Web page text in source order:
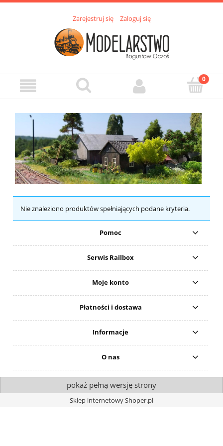
Zarejestruj się Zaloguj się
Nie znaleziono produktów spełniających podane kryteria.
Pomoc
Serwis Railbox
Moje konto
Płatności i dostawa
Informacje
O nas
pokaż pełną wersję strony
Sklep internetowy Shoper.pl